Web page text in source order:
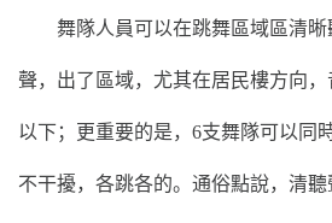
舞隊人員可以在跳舞區域區清晰
聲，出了區域，尤其在居民樓方向
以下；更重要的是，6支舞隊可以同
不干擾，各跳各的。通俗點說，清聽